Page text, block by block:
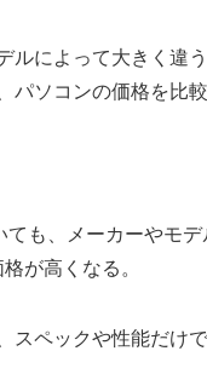
ルによって大きく違
パソコンの価格を比
も、メーカーやモデ
が高くなる。
スペックや性能だけ